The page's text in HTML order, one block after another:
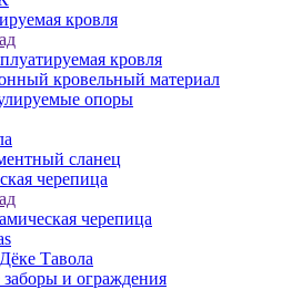
кровля
кровля
кровельный материал
опоры
сланец
черепица
черепица
Тавола
и ограждения